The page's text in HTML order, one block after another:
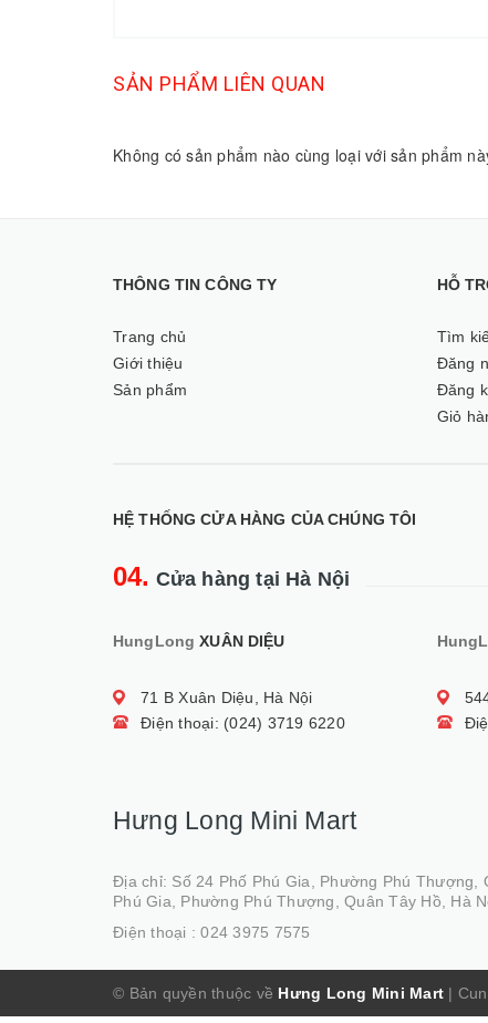
SẢN PHẨM LIÊN QUAN
Không có sản phẩm nào cùng loại với sản phẩm
THÔNG TIN CÔNG TY
Trang chủ
Giới thiệu
Sản phẩm
HỖ
Tìm
Đăng
Đăng
Giỏ
HỆ THỐNG CỬA HÀNG CỦA CHÚNG TÔI
04. Cửa hàng tại Hà Nội
HungLong XUÂN DIỆU
71 B Xuân Diệu, Hà Nội
Điện thoại: (024) 3719 6220
Hưng Long Mini Mart
Địa chỉ: Số 24 Phố Phú Gia, Phường Phú Thượng,
Phú Gia, Phường Phú Thượng, Quân Tây Hồ, Hà
Điện thoại :024 3975 7575
© Bản quyền thuộc về Hưng Long Mini Mart |